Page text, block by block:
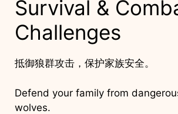
Survival &
Challenges
抵御狼群攻击，保护家族安全。
Defend your family from
wolves.